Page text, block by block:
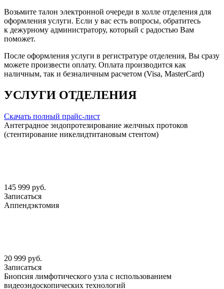
Возьмите талон электронной очереди в холле отделения для
оформления услуги. Если у вас есть вопросы, обратитесь
к дежурному администратору, который с радостью Вам
поможет.
После оформления услуги в регистратуре отделения, Вы сразу
можете произвести оплату. Оплата производится как
наличным, так и безналичным расчетом (Visa, MasterCard)
УСЛУГИ ОТДЕЛЕНИЯ
Скачать полный прайс-лист
Антеградное эндопротезирование желчных протоков
(стентирование никелидтитановым стентом)
145 999 руб.
Записаться
Аппендэктомия
20 999 руб.
Записаться
Биопсия лимфотического узла с использованием
видеоэндоскопических технологий